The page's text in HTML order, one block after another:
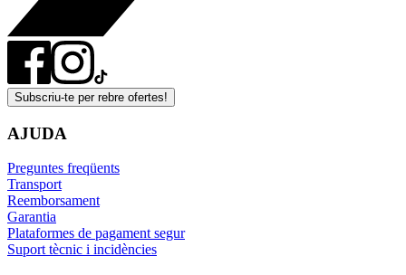
Subscriu-te per rebre ofertes!
AJUDA
Preguntes freqüents
Transport
Reemborsament
Garantia
Plataformes de pagament segur
Suport tècnic i incidències